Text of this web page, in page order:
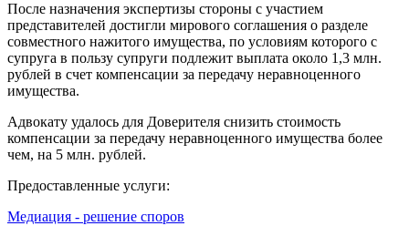
После назначения экспертизы стороны с участием
представителей достигли мирового соглашения о разделе
совместного нажитого имущества, по условиям которого с
супруга в пользу супруги подлежит выплата около 1,3 млн.
рублей в счет компенсации за передачу неравноценного
имущества.
Адвокату удалось для Доверителя снизить стоимость
компенсации за передачу неравноценного имущества более
чем, на 5 млн. рублей.
Предоставленные услуги:
Медиация - решение споров